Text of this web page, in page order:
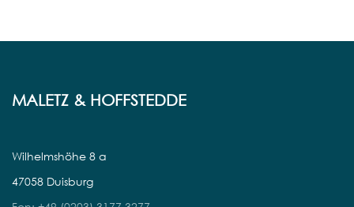
MALETZ & HOFFSTEDDE
Wilhelmshöhe 8 a
47058 Duisburg